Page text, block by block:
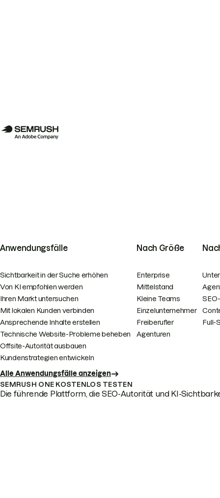
Anwendungsfälle
Sichtbarkeit in der Suche erhöhen
Von KI empfohlen werden
Ihren Markt untersuchen
Mit lokalen Kunden verbinden
Ansprechende Inhalte erstellen
Technische Website-Probleme beheben
Offsite-Autorität ausbauen
Kundenstrategien entwickeln
Alle Anwendungsfälle anzeigen
Nach Größe
Enterprise
Mittelstand
Kleine Teams
Einzelunternehmer
Freiberufler
Agenturen
Full-
SEMRUSH ONE KOSTENLOS TESTEN
Die führende Plattform, die SEO-Autorität und KI-